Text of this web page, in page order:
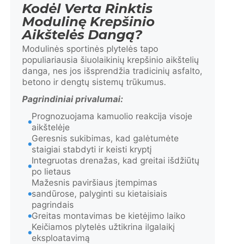
Kodėl Verta Rinktis
Modulinę Krepšinio
Aikštelės Dangą?
Modulinės sportinės plytelės tapo
populiariausia šiuolaikinių krepšinio aikštelių
danga, nes jos išsprendžia tradicinių asfalto,
betono ir dengtų sistemų trūkumus.
Pagrindiniai privalumai:
Prognozuojama kamuolio reakcija visoje
aikštelėje
Geresnis sukibimas, kad galėtumėte
staigiai stabdyti ir keisti kryptį
Integruotas drenažas, kad greitai išdžiūtų
po lietaus
Mažesnis paviršiaus įtempimas
sandūrose, palyginti su kietaisiais
pagrindais
Greitas montavimas be kietėjimo laiko
Keičiamos plytelės užtikrina ilgalaikį
eksploatavimą